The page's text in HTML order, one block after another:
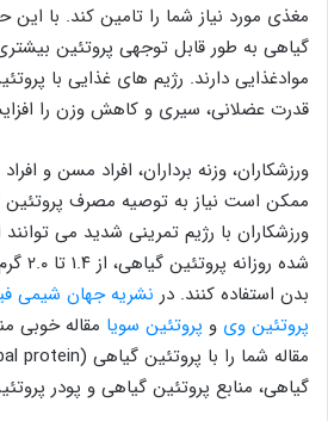
مغذی مورد نیاز شما را تامین کند. با این
گیاهی به طور قابل توجهی پروتئین
موادغذایی دارند. رژیم های غذایی با
قدرت عضلانی، سیری و کاهش وزن را
ورزشکاران، وزنه برداران، افراد مسن و
ممکن است نیاز به توصیه مصرف پروتئین
ورزشکاران با رژیم تمرینی شدید می توانند
شده
بدن استفاده کنند. در نشریه جهان شیمی
پروتئین وی و پروتئین سویا مقاله خوبی
گیاهی، منابع پروتئین گیاهی و پودر